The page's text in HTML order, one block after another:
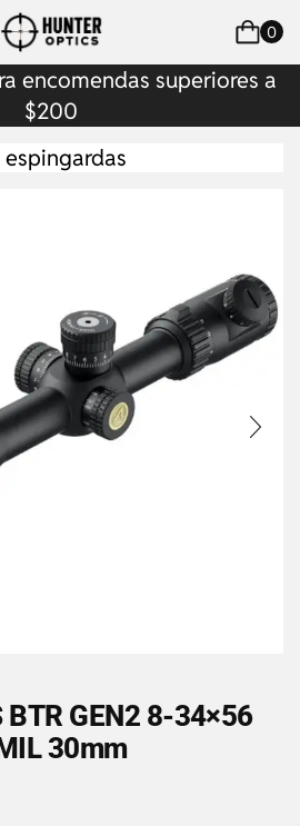
0
encomendas superiores a
$200
espingardas
GEN2 8-34×56
30mm